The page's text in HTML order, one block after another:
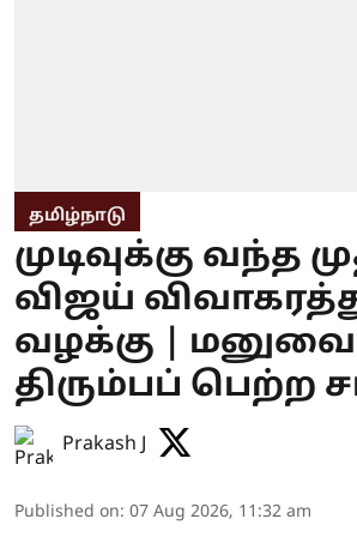
தமிழ்நாடு
முடிவுக்கு வந்த
விஜய்
வழக்கு |
திரும்பப் பெற்ற
Prakash J
Published on: 07 Aug 2026, 11:32 am